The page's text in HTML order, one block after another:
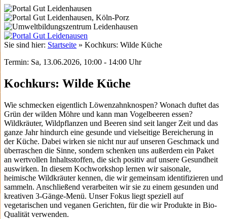
Sie sind hier: Startseite » Kochkurs: Wilde Küche
Termin: Sa, 13.06.2026, 10:00 - 14:00 Uhr
Kochkurs: Wilde Küche
Wie schmecken eigentlich Löwenzahnknospen? Wonach duftet das
Grün der wilden Möhre und kann man Vogelbeeren essen?
Wildkräuter, Wildpflanzen und Beeren sind seit langer Zeit und das
ganze Jahr hindurch eine gesunde und vielseitige Bereicherung in
der Küche. Dabei wirken sie nicht nur auf unseren Geschmack und
überraschen die Sinne, sondern schenken uns außerdem ein Paket
an wertvollen Inhaltsstoffen, die sich positiv auf unsere Gesundheit
auswirken. In diesem Kochworkshop lernen wir saisonale,
heimische Wildkräuter kennen, die wir gemeinsam identifizieren und
sammeln. Anschließend verarbeiten wir sie zu einem gesunden und
kreativen 3-Gänge-Menü. Unser Fokus liegt speziell auf
vegetarischen und veganen Gerichten, für die wir Produkte in Bio-
Qualität verwenden.